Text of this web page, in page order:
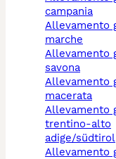
campania
allevamento gatti
marche
allevamento gatti
savona
allevamento gatti
macerata
allevamento gatti
trentino-alto
adige/südtirol
allevamento gatti